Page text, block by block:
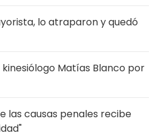
lo atraparon y quedó
Matías Blanco por
las causas penales recibe